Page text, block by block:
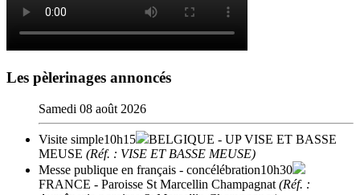
Les pèlerinages annoncés
Samedi 08 août 2026
Visite simple10h15 BELGIQUE - UP VISE ET BASSE
MEUSE (Réf. : VISE ET BASSE MEUSE)
Messe publique en français - concélébration10h30
FRANCE - Paroisse St Marcellin Champagnat (Réf. :